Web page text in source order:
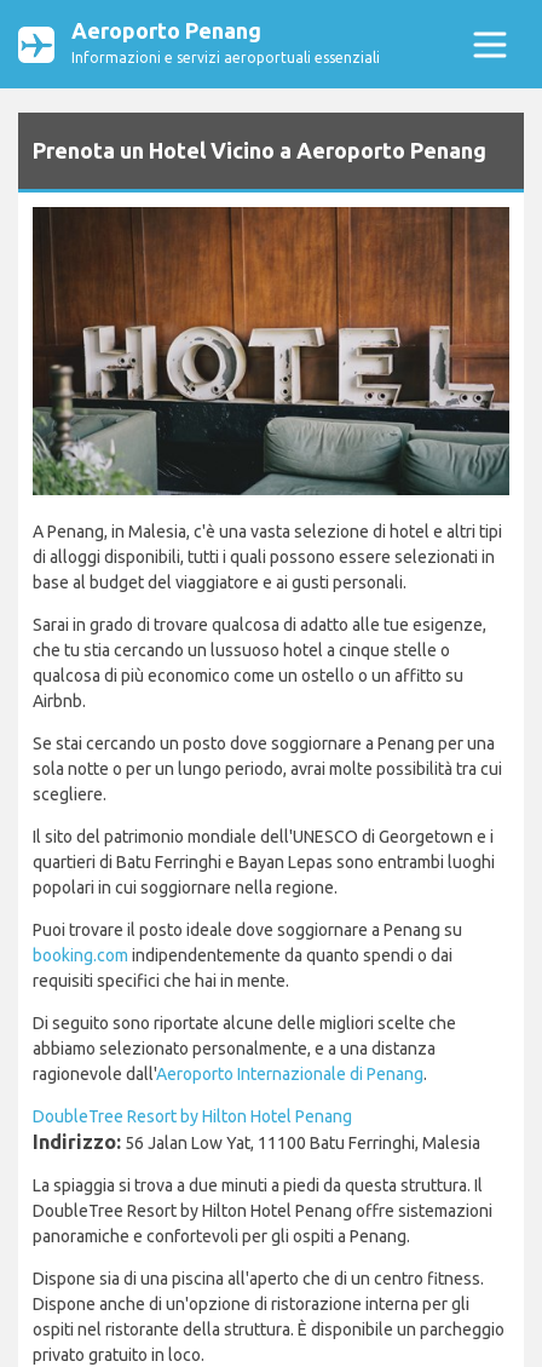
Aeroporto Penang
Informazioni e servizi aeroportuali essenziali
Prenota un Hotel Vicino a Aeroporto Penang
A Penang, in Malesia, c'è una vasta selezione di hotel e altri tipi
di alloggi disponibili, tutti i quali possono essere selezionati in
base al budget del viaggiatore e ai gusti personali.
Sarai in grado di trovare qualcosa di adatto alle tue esigenze,
che tu stia cercando un lussuoso hotel a cinque stelle o
qualcosa di più economico come un ostello o un affitto su
Airbnb.
Se stai cercando un posto dove soggiornare a Penang per una
sola notte o per un lungo periodo, avrai molte possibilità tra cui
scegliere.
Il sito del patrimonio mondiale dell'UNESCO di Georgetown e i
quartieri di Batu Ferringhi e Bayan Lepas sono entrambi luoghi
popolari in cui soggiornare nella regione.
Puoi trovare il posto ideale dove soggiornare a Penang su
booking.com indipendentemente da quanto spendi o dai
requisiti specifici che hai in mente.
Di seguito sono riportate alcune delle migliori scelte che
abbiamo selezionato personalmente, e a una distanza
ragionevole dall'Aeroporto Internazionale di Penang.
DoubleTree Resort by Hilton Hotel Penang
Indirizzo: 56 Jalan Low Yat, 11100 Batu Ferringhi, Malesia
La spiaggia si trova a due minuti a piedi da questa struttura. Il
DoubleTree Resort by Hilton Hotel Penang offre sistemazioni
panoramiche e confortevoli per gli ospiti a Penang.
Dispone sia di una piscina all'aperto che di un centro fitness.
Dispone anche di un'opzione di ristorazione interna per gli
ospiti nel ristorante della struttura. È disponibile un parcheggio
privato gratuito in loco.